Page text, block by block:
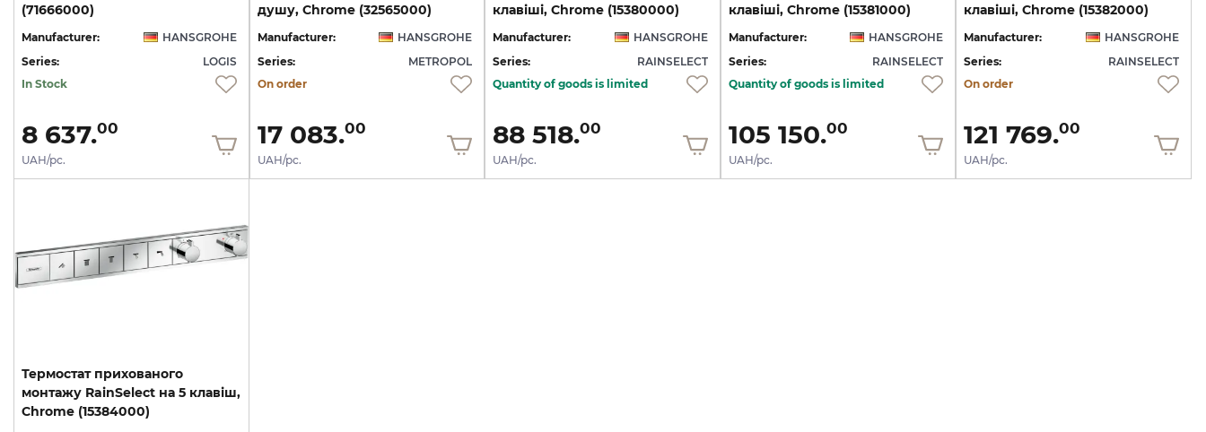
(71666000)
Manufacturer:
HANSGROHE
Series:
LOGIS
In Stock
8 637.00
UAH/pc.
душу, Chrome (32565000)
Manufacturer:
HANSGROHE
Series:
METROPOL
On order
17 083.00
UAH/pc.
клавіші, Chrome (15380000)
Manufacturer:
HANSGROHE
Series:
RAINSELECT
Quantity of goods is limited
88 518.00
UAH/pc.
клавіші, Chrome (15381000)
Manufacturer:
HANSGROHE
Series:
RAINSELECT
Quantity of goods is limited
105 150.00
UAH/pc.
клавіші, Chrome (15382000)
Manufacturer:
HANSGROHE
Series:
RAINSELECT
On order
121 769.00
UAH/pc.
Термостат прихованого
монтажу RainSelect на 5 клавіш,
Chrome (15384000)